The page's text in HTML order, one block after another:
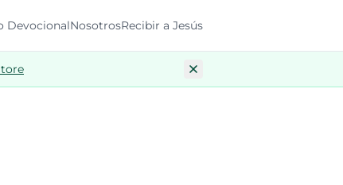
DevocionalNosotrosRecibir a Jesús